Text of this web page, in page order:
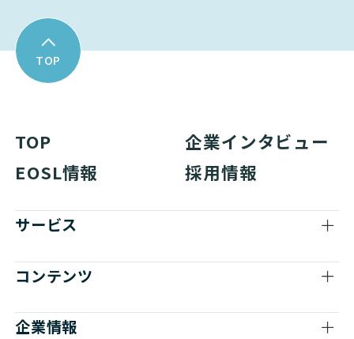
TOP
TOP
企業インタビュー
EOSL情報
採用情報
サービス
コンテンツ
企業情報